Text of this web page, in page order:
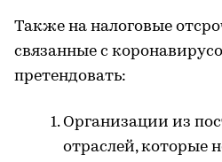
Также на налоговые
связанные с
претендовать:
Организации из
отраслей, которые